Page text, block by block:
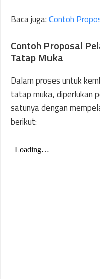
Baca juga:Contoh
Contoh Proposal
Tatap Muka
Dalam proses untuk
tatap muka, diperlukan
satunya dengan
berikut: